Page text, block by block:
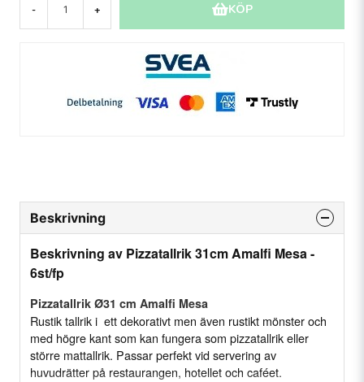
- + KÖP
Beskrivning
Beskrivning av Pizzatallrik 31cm Amalfi Mesa -
6st/fp
Pizzatallrik Ø31 cm Amalfi Mesa
Rustik tallrik i ett dekorativt men även rustikt mönster och
med högre kant som kan fungera som pizzatallrik eller
större mattallrik. Passar perfekt vid servering av
huvudrätter på restaurangen, hotellet och caféet.